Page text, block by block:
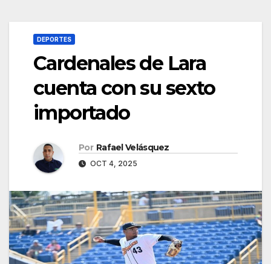
DEPORTES
Cardenales de Lara
cuenta con su sexto
importado
Por Rafael Velásquez
OCT 4, 2025